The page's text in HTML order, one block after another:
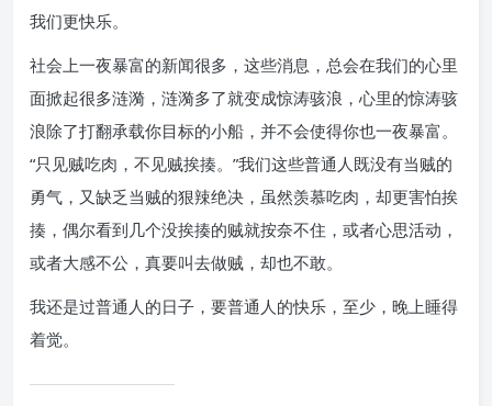
我们更快乐。
社会上一夜暴富的新闻很多，这些消息，总会在我们的心里
面掀起很多涟漪，涟漪多了就变成惊涛骇浪，心里的惊涛骇
浪除了打翻承载你目标的小船，并不会使得你也一夜暴富。
“只见贼吃肉，不见贼挨揍。”我们这些普通人既没有当贼的
勇气，又缺乏当贼的狠辣绝决，虽然羡慕吃肉，却更害怕挨
揍，偶尔看到几个没挨揍的贼就按奈不住，或者心思活动，
或者大感不公，真要叫去做贼，却也不敢。
我还是过普通人的日子，要普通人的快乐，至少，晚上睡得
着觉。